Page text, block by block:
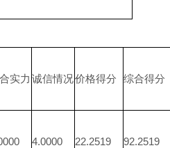
实力 诚信情况价格得分 综合得分
4.0000 22.2519 92.2519